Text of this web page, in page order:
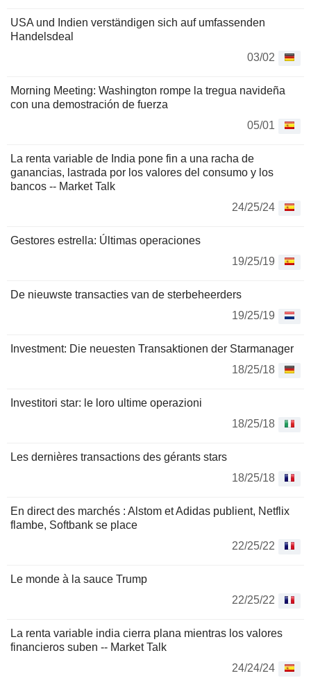
USA und Indien verständigen sich auf umfassenden
Handelsdeal
03/02
Morning Meeting: Washington rompe la tregua navideña
con una demostración de fuerza
05/01
La renta variable de India pone fin a una racha de
ganancias, lastrada por los valores del consumo y los
bancos -- Market Talk
24/25/24
Gestores estrella: Últimas operaciones
19/25/19
De nieuwste transacties van de sterbeheerders
19/25/19
Investment: Die neuesten Transaktionen der Starmanager
18/25/18
Investitori star: le loro ultime operazioni
18/25/18
Les dernières transactions des gérants stars
18/25/18
En direct des marchés : Alstom et Adidas publient, Netflix
flambe, Softbank se place
22/25/22
Le monde à la sauce Trump
22/25/22
La renta variable india cierra plana mientras los valores
financieros suben -- Market Talk
24/24/24